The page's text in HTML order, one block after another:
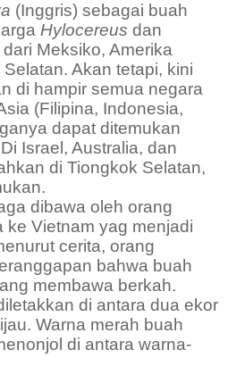
(Inggris) sebagai buah
Hylocereus dan
dari Meksiko, Amerika
Akan tetapi, kini
di hampir semua negara
(Filipina, Indonesia,
dapat ditemukan
Israel, Australia, dan
di Tiongkok Selatan,
dibawa oleh orang
ke Vietnam yag menjadi
cerita, orang
bahwa buah
membawa berkah.
di antara dua ekor
Warna merah buah
di antara warna-